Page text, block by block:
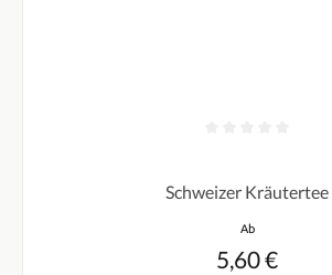
Schweizer Kräutertee
Regulärer Preis:
Ab
5,60 €